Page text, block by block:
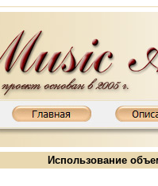
Использование